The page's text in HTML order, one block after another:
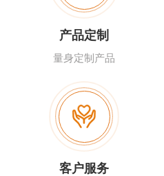
产品定制
量身定制产品
客户服务